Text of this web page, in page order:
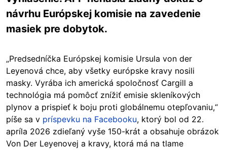
návrhu Európskej komisie na zavedenie
masiek pre dobytok.
„Predsedníčka Európskej komisie Ursula von der
Leyenová chce, aby všetky európske kravy nosili
masky. Vyrába ich americká spoločnosť Cargill a
technológia má pomôcť znížiť emisie skleníkových
plynov a prispieť k boju proti globálnemu otepľovaniu,“
píše sa v príspevku na Facebooku, ktorý bol od 22.
apríla 2026 zdieľaný vyše 150-krát a obsahuje obrázok
Von Der Leyenovej a kravy, ktorá má na tlame